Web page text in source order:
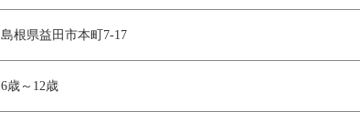
島根県益田市本町7-17
6歳～12歳